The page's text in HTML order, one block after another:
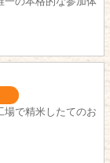
場で精米したてのお